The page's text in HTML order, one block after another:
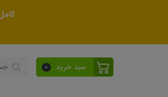
سبد خرید 0